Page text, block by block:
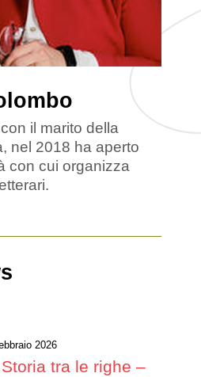
il marito della
nel 2018 ha aperto
con cui organizza
2026
tra le righe –